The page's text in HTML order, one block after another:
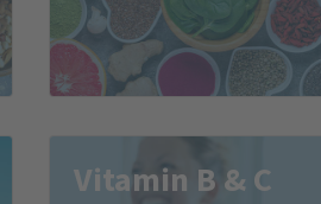
Vitamin B & C